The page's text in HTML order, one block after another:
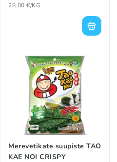
28.00 €/KG
Merevetikate suupiste TAO
KAE NOI CRISPY